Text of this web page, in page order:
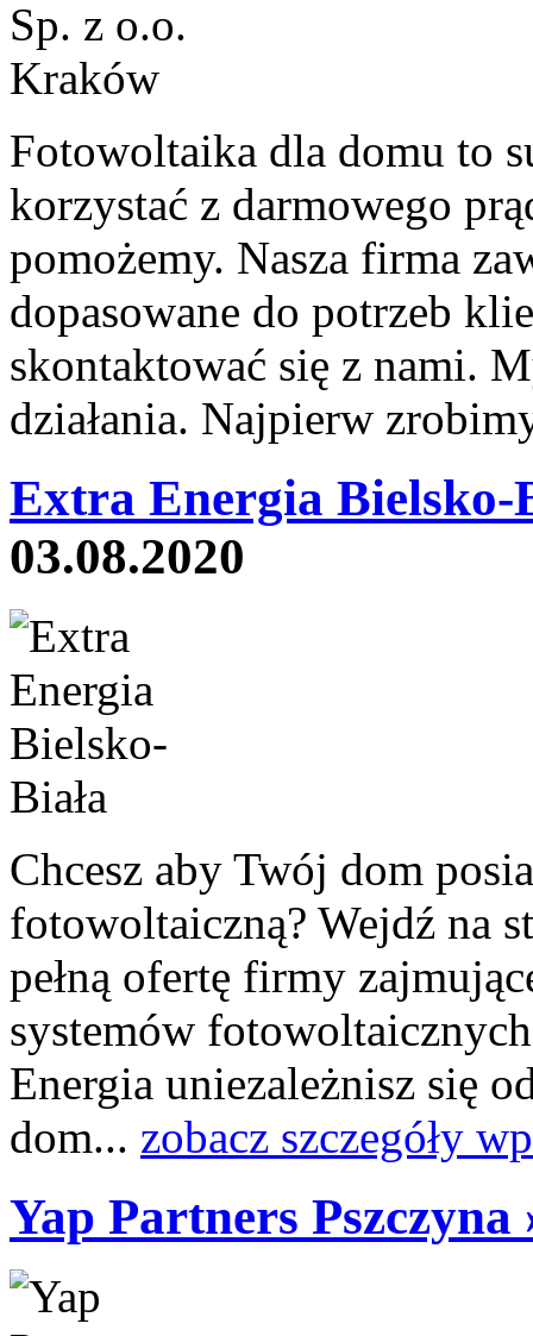
Fotowoltaika dla domu to
korzystać z darmowego
pomożemy. Nasza firma
dopasowane do potrzeb
skontaktować się z nami.
działania. Najpierw
Extra Energia Bielsko-
03.08.2020
Chcesz aby Twój dom
fotowoltaiczną? Wejdź na
pełną ofertę firmy
systemów
Energia uniezależnisz się
dom... zobacz szczegóły
Yap Partners Pszczyna